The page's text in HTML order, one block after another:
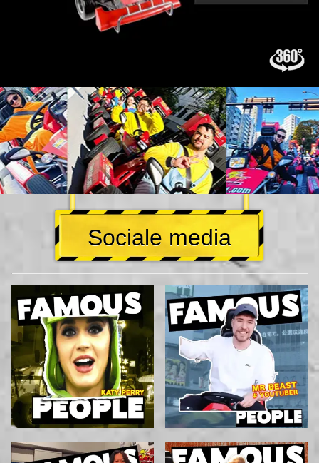
Sociale media